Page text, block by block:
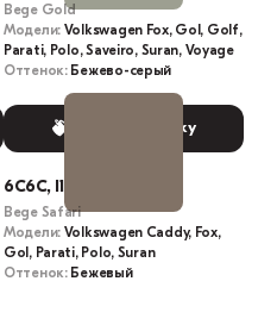
Bege Gold
Модели: Volkswagen Fox, Gol, Golf,
Parati, Polo, Saveiro, Suran, Voyage
Оттенок: Бежево-серый
Выбрать краску
6C6C, I1R
Bege Safari
Модели: Volkswagen Caddy, Fox,
Gol, Parati, Polo, Suran
Оттенок: Бежевый